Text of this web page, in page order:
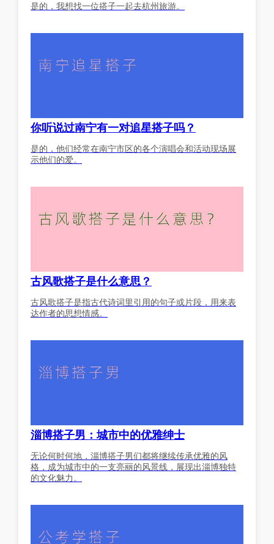
是的，我想找一位搭子一起去杭州旅游。
你听说过南宁有一对追星搭子吗？
是的，他们经常在南宁市区的各个演唱会和活动现场展
示他们的爱。
古风歌搭子是什么意思？
古风歌搭子是指古代诗词里引用的句子或片段，用来表
达作者的思想情感。
淄博搭子男：城市中的优雅绅士
无论何时何地，淄博搭子男们都将继续传承优雅的风
格，成为城市中的一支亮丽的风景线，展现出淄博独特
的文化魅力。